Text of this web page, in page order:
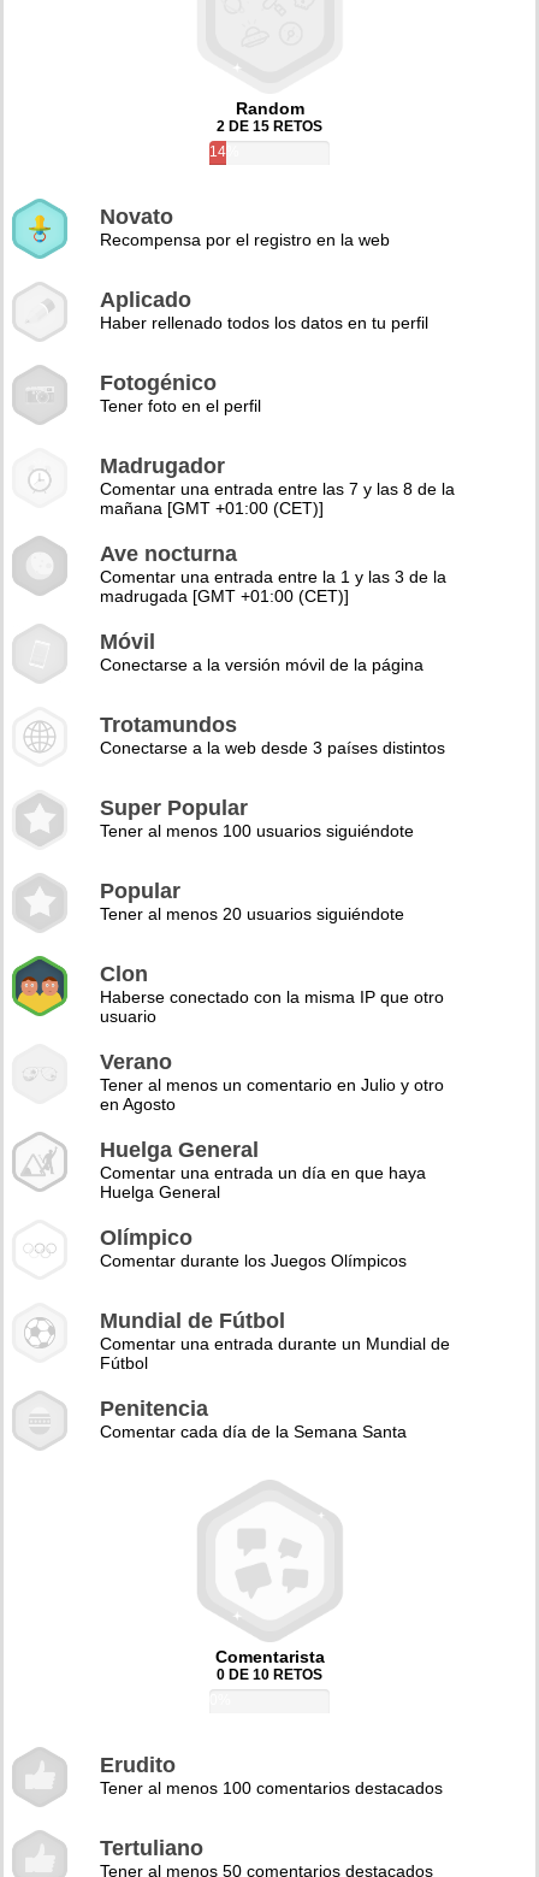
Random
2 DE 15 RETOS
14%
Novato
Recompensa por el registro en la web
Aplicado
Haber rellenado todos los datos en tu perfil
Fotogénico
Tener foto en el perfil
Madrugador
Comentar una entrada entre las 7 y las 8 de la
mañana [GMT +01:00 (CET)]
Ave nocturna
Comentar una entrada entre la 1 y las 3 de la
madrugada [GMT +01:00 (CET)]
Móvil
Conectarse a la versión móvil de la página
Trotamundos
Conectarse a la web desde 3 países distintos
Super Popular
Tener al menos 100 usuarios siguiéndote
Popular
Tener al menos 20 usuarios siguiéndote
Clon
Haberse conectado con la misma IP que otro
usuario
Verano
Tener al menos un comentario en Julio y otro
en Agosto
Huelga General
Comentar una entrada un día en que haya
Huelga General
Olímpico
Comentar durante los Juegos Olímpicos
Mundial de Fútbol
Comentar una entrada durante un Mundial de
Fútbol
Penitencia
Comentar cada día de la Semana Santa
Comentarista
0 DE 10 RETOS
Erudito
Tener al menos 100 comentarios destacados
Tertuliano
Tener al menos 50 comentarios destacados